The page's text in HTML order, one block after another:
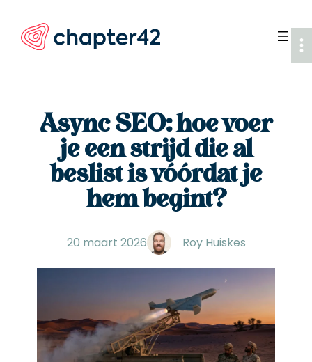
naar
Async SEO: hoe voer
je een strijd die al
beslist is vóórdat je
hem begint?
20 maart 2026 Roy Huiskes